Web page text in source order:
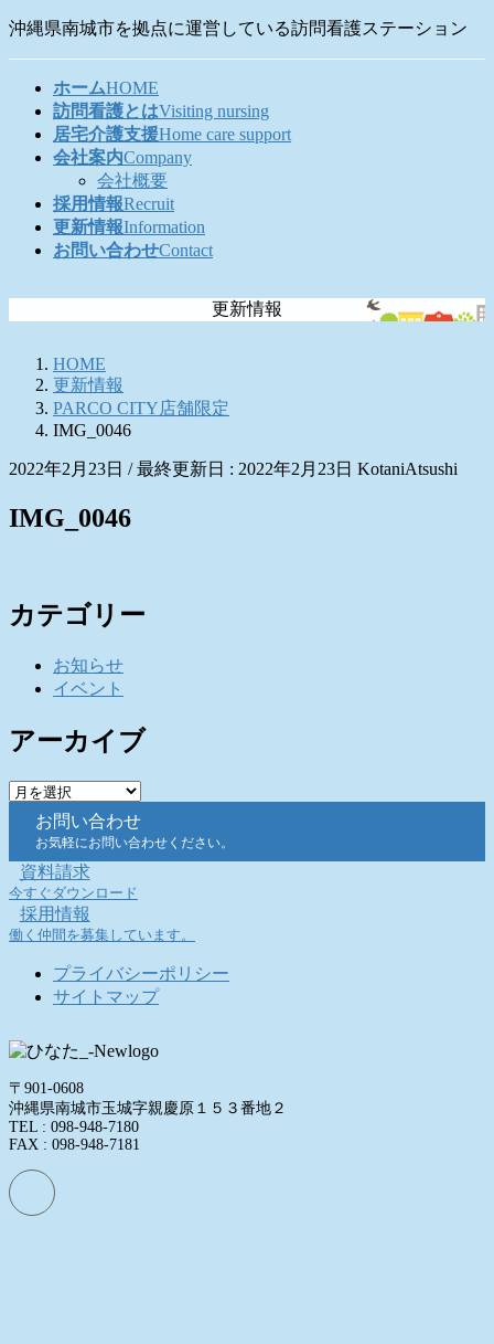
コ
ナ
沖縄県南城市を拠点に運営している訪問看護ステーション
ホームHOME
訪問看護とはVisiting nursing
居宅介護支援Home care support
会社案内Company
会社概要
採用情報Recruit
更新情報Information
お問い合わせContact
更新情報
HOME
更新情報
PARCO CITY店舗限定
IMG_0046
2022年2月23日 / 最終更新日 : 2022年2月23日 KotaniAtsushi
IMG_0046
カテゴリー
お知らせ
イベント
アーカイブ
ア
イ
ブ
お問い合わせ
お気軽にお問い合わせください。
資料請求
今すぐダウンロード
採用情報
働く仲間を募集しています。
プライバシーポリシー
サイトマップ
〒901-0608
沖縄県南城市玉城字親慶原１５３番地２
TEL : 098-948-7180
FAX : 098-948-7181